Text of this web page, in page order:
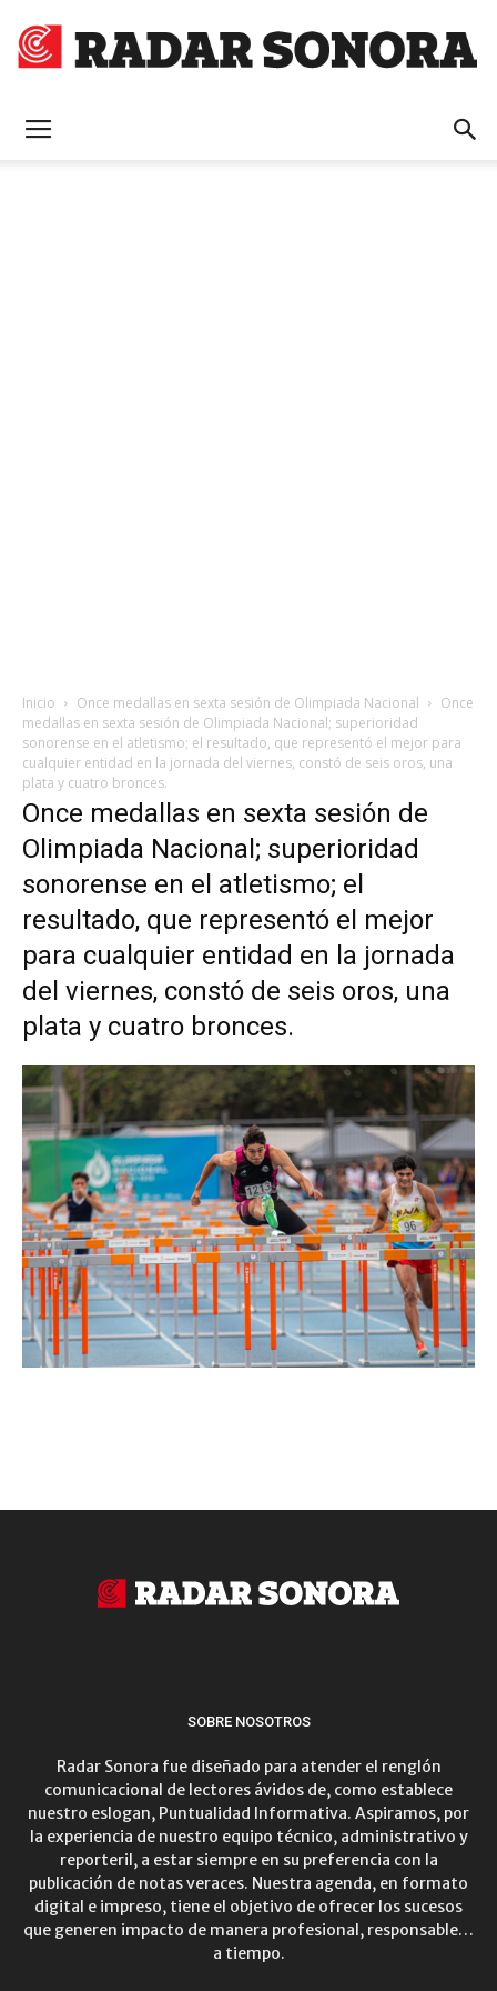
Inicio Once medallas en sexta sesión de Olimpiada Nacional
Once
medallas en sexta sesión de Olimpiada Nacional; superioridad
sonorense en el atletismo; el resultado, que representó el mejor para
cualquier entidad en la jornada del viernes, constó de seis oros, una
plata y cuatro bronces.
Once medallas en sexta sesión de
Olimpiada Nacional; superioridad
sonorense en el atletismo; el
resultado, que representó el mejor
para cualquier entidad en la jornada
del viernes, constó de seis oros, una
plata y cuatro bronces.
SOBRE NOSOTROS
Radar Sonora fue diseñado para atender el renglón
comunicacional de lectores ávidos de, como establece
nuestro eslogan, Puntualidad Informativa. Aspiramos, por
la experiencia de nuestro equipo técnico, administrativo y
reporteril, a estar siempre en su preferencia con la
publicación de notas veraces. Nuestra agenda, en formato
digital e impreso, tiene el objetivo de ofrecer los sucesos
que generen impacto de manera profesional, responsable…
a tiempo.